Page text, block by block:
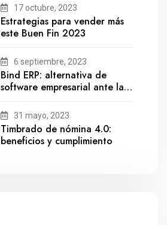
17 octubre, 2023
Estrategias para vender más
este Buen Fin 2023
6 septiembre, 2023
Bind ERP: alternativa de
software empresarial ante la
31 mayo, 2023
Timbrado de nómina 4.0:
beneficios y cumplimiento